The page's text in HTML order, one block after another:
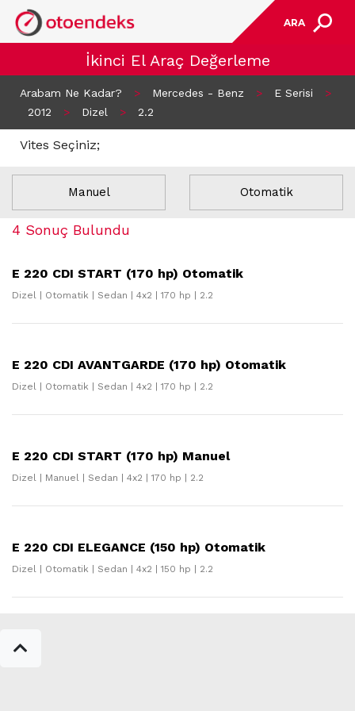
ARA
İkinci El Araç Değerleme
Arabam Ne Kadar? > Mercedes - Benz > E Serisi
>
2012
> Dizel > 2.2
Vites Seçiniz;
Manuel Otomatik
4 Sonuç Bulundu
E 220 CDI START (170 hp) Otomatik
Dizel | Otomatik | Sedan | 4x2 | 170 hp | 2.2
E 220 CDI AVANTGARDE (170 hp) Otomatik
Dizel | Otomatik | Sedan | 4x2 | 170 hp | 2.2
E 220 CDI START (170 hp) Manuel
Dizel | Manuel | Sedan | 4x2 | 170 hp | 2.2
E 220 CDI ELEGANCE (150 hp) Otomatik
Dizel | Otomatik | Sedan | 4x2 | 150 hp | 2.2